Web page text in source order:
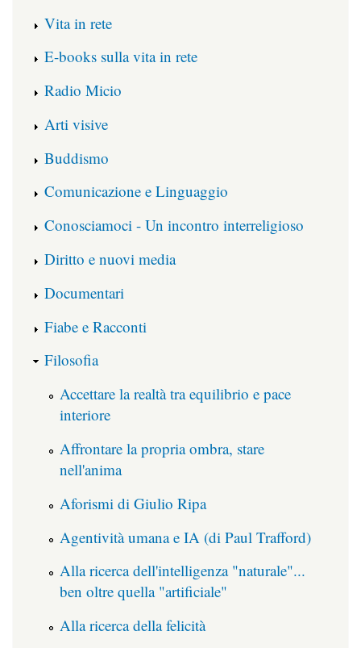
Vita in rete
E-books sulla vita in rete
Radio Micio
Arti visive
Buddismo
Comunicazione e Linguaggio
Conosciamoci - Un incontro interreligioso
Diritto e nuovi media
Documentari
Fiabe e Racconti
Filosofia
Accettare la realtà tra equilibrio e pace
interiore
Affrontare la propria ombra, stare
nell'anima
Aforismi di Giulio Ripa
Agentività umana e IA (di Paul Trafford)
Alla ricerca dell'intelligenza "naturale"...
ben oltre quella "artificiale"
Alla ricerca della felicità